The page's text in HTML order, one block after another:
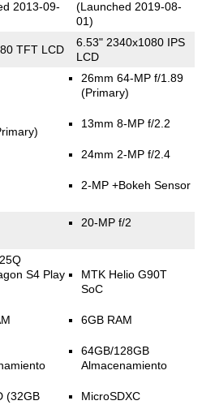
2013-09-
(Launched 2019-08-
01)
TFT LCD
6.53" 2340x1080 IPS
LCD
26mm 64-MP f/1.89
(Primary)
13mm 8-MP f/2.2
24mm 2-MP f/2.4
2-MP +Bokeh Sensor
20-MP f/2
S4 Play
(32GB
MTK Helio G90T
SoC
6GB RAM
64GB/128GB
Almacenamiento
MicroSDXC